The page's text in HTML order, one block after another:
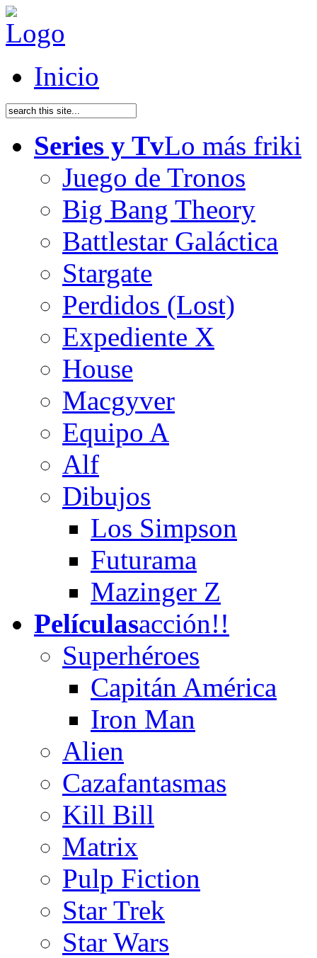
Inicio
Series y TvLo más friki
Juego de Tronos
Big Bang Theory
Battlestar Galáctica
Stargate
Perdidos (Lost)
Expediente X
House
Macgyver
Equipo A
Alf
Dibujos
Los Simpson
Futurama
Mazinger Z
Películasacción!!
Superhéroes
Capitán América
Iron Man
Alien
Cazafantasmas
Kill Bill
Matrix
Pulp Fiction
Star Trek
Star Wars